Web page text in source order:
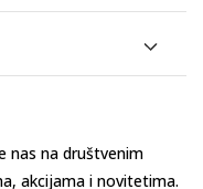
nas na društvenim
akcijama i novitetima.